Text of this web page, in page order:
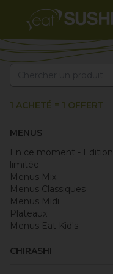
1 ACHETÉ = 1 OFFERT
MENUS
En ce moment - Edition
limitée
Menus Mix
Menus Classiques
Menus Midi
Plateaux
Menus Eat Kid's
CHIRASHI